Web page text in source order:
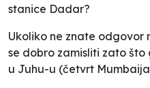
stanice Dadar?
Ukoliko ne znate odgovor
se dobro zamisliti zato
u Juhu-u (četvrt